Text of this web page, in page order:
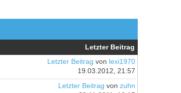
Letzter Beitrag
Letzter Beitrag von lexi1970
19.03.2012, 21:57
Letzter Beitrag von zuhn